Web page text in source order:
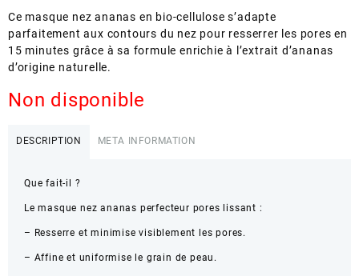
Ce masque nez ananas en bio-cellulose s’adapte
parfaitement aux contours du nez pour resserrer les pores en
15 minutes grâce à sa formule enrichie à l’extrait d’ananas
d’origine naturelle.
Non disponible
DESCRIPTION META INFORMATION
Que fait-il ?
Le masque nez ananas perfecteur pores lissant :
– Resserre et minimise visiblement les pores.
– Affine et uniformise le grain de peau.